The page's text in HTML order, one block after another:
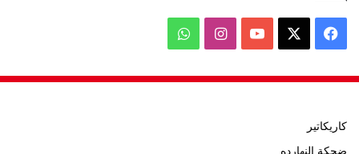
فيسبوك ‫YouTubeانستقرامواتساب
كاريكاتير
ضحكة النهارده